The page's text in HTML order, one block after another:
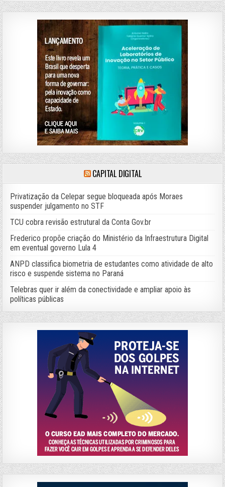
CAPITAL DIGITAL
Privatização da Celepar segue bloqueada após Moraes
suspender julgamento no STF
TCU cobra revisão estrutural da Conta Gov.br
Frederico propõe criação do Ministério da Infraestrutura Digital
em eventual governo Lula 4
ANPD classifica biometria de estudantes como atividade de alto
risco e suspende sistema no Paraná
Telebras quer ir além da conectividade e ampliar apoio às
políticas públicas